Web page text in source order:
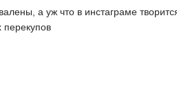
а уж что в инстаграме
перекупов